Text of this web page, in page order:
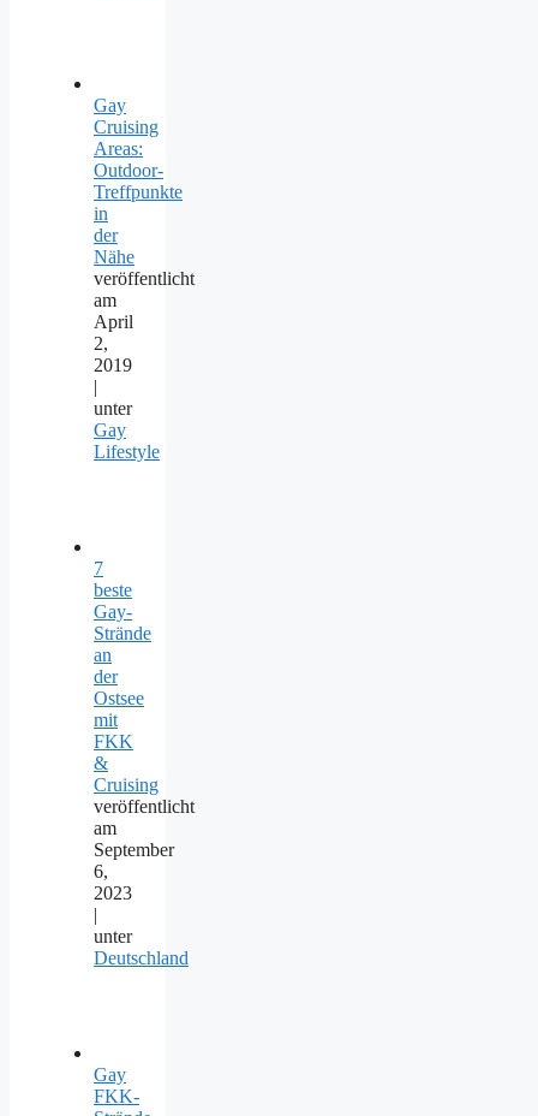
Gay
Cruising
Areas:
Outdoor-
Treffpunkte
in
der
Nähe
veröffentlicht
am
April
2,
2019
|
unter
Gay
Lifestyle
7
beste
Gay-
Strände
an
der
Ostsee
mit
FKK
&
Cruising
veröffentlicht
am
September
6,
2023
|
unter
Deutschland
Gay
FKK-